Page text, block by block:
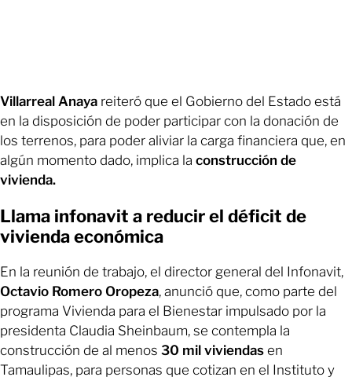
Villarreal Anaya reiteró que el Gobierno del Estado está
en la disposición de poder participar con la donación de
los terrenos, para poder aliviar la carga financiera que, en
algún momento dado, implica la construcción de
vivienda.
Llama infonavit a reducir el déficit de
vivienda económica
En la reunión de trabajo, el director general del Infonavit,
Octavio Romero Oropeza, anunció que, como parte del
programa Vivienda para el Bienestar impulsado por la
presidenta Claudia Sheinbaum, se contempla la
construcción de al menos 30 mil viviendas en
Tamaulipas, para personas que cotizan en el Instituto y